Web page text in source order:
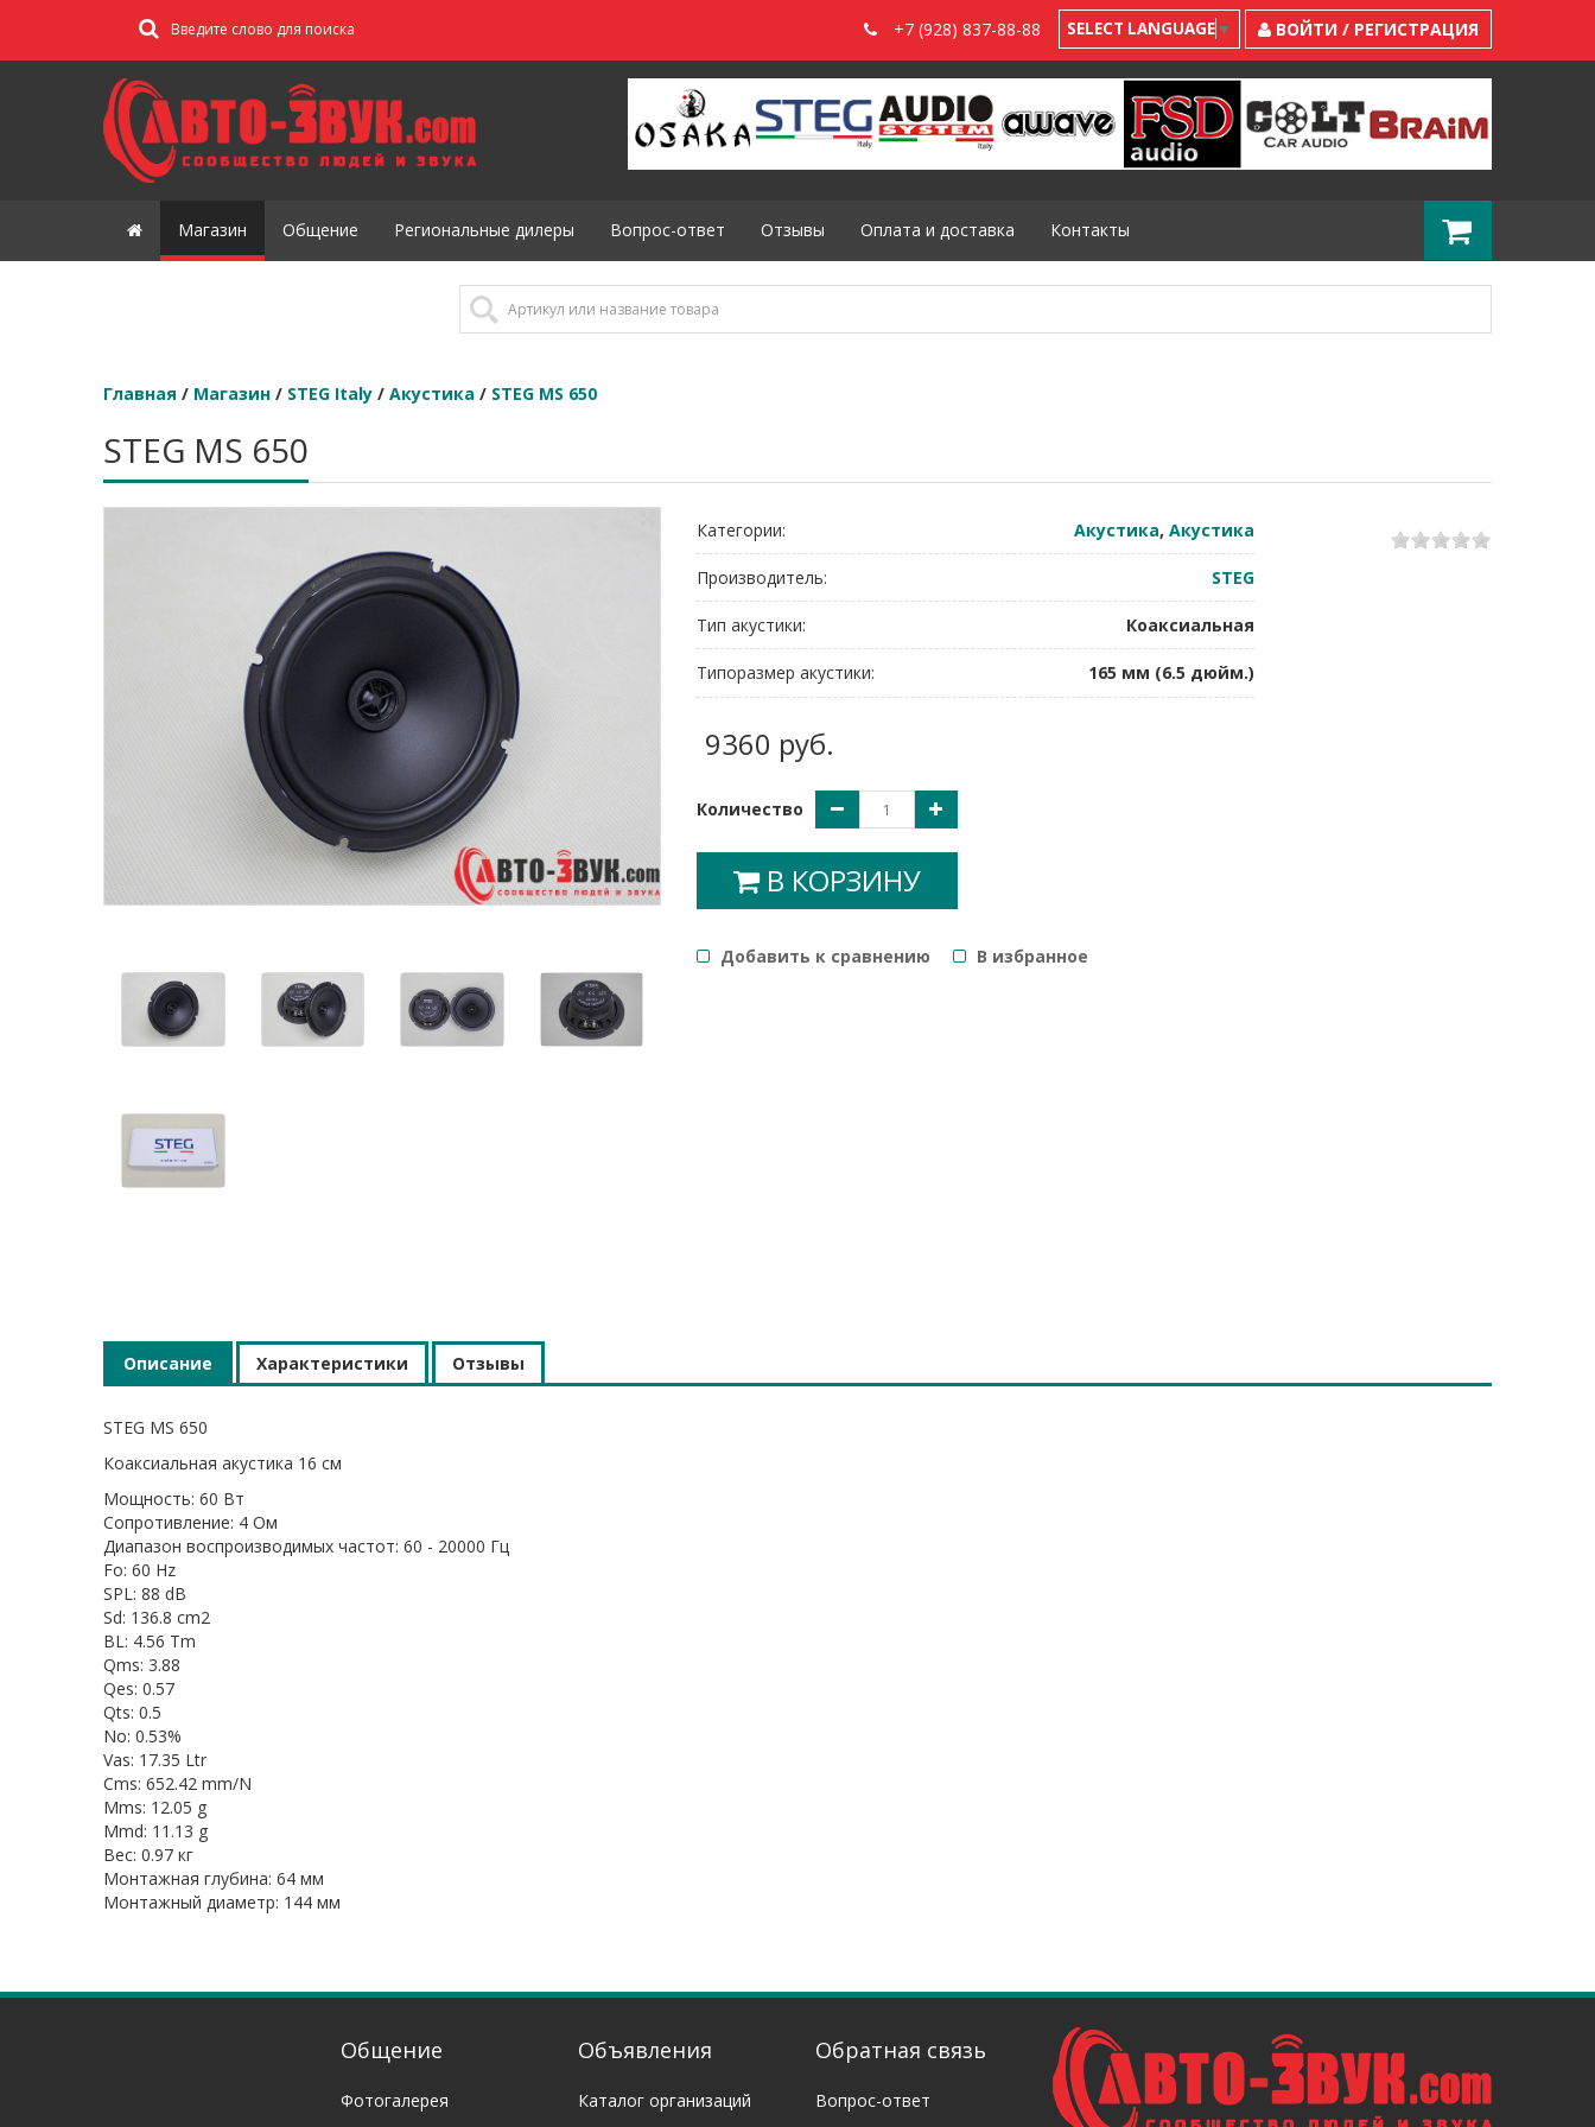
+7 (928) 837-88-88 SELECT LANGUAGE ▼ ВОЙТИ / РЕГИСТРАЦИЯ
Магазин Общение Региональные дилеры Вопрос-ответ Отзывы Оплата и доставка Контакты
Главная / Магазин / STEG Italy / Акустика / STEG MS 650
STEG MS 650
Категории: Акустика, Акустика
Производитель: STEG
Тип акустики: Коаксиальная
Типоразмер акустики: 165 мм (6.5 дюйм.)
9360 руб.
Количество
В КОРЗИНУ
Добавить к сравнению B избранное
1 2 3 4 5
Описание Характеристики Отзывы
STEG MS 650
Коаксиальная акустика 16 см
Мощность: 60 Вт
Сопротивление: 4 Ом
Диапазон воспроизводимых частот: 60 - 20000 Гц
Fo: 60 Hz
SPL: 88 dB
Sd: 136.8 cm2
BL: 4.56 Tm
Qms: 3.88
Qes: 0.57
Qts: 0.5
No: 0.53%
Vas: 17.35 Ltr
Cms: 652.42 mm/N
Mms: 12.05 g
Mmd: 11.13 g
Вес: 0.97 кг
Монтажная глубина: 64 мм
Монтажный диаметр: 144 мм
Общение
Фотогалерея
Объявления
Каталог организаций
Обратная связь
Вопрос-ответ